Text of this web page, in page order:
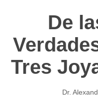
De
Tres
Dr.